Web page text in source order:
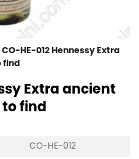
CO-HE-012 Hennessy Extra
find
Extra ancient
find
CO-HE-012